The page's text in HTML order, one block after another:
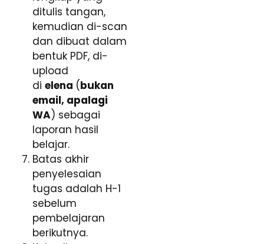
ditulis tangan,
kemudian di-scan
dan dibuat dalam
bentuk PDF, di-
upload
di elena (bukan
email, apalagi
WA) sebagai
laporan hasil
belajar.
Batas akhir
penyelesaian
tugas adalah H-1
sebelum
pembelajaran
berikutnya.